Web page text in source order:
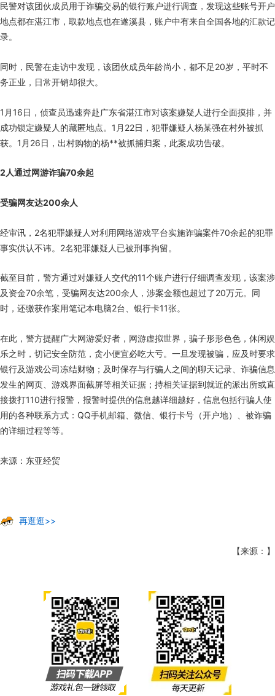
民警对该团伙成员用于诈骗交易的银行账户进行调查，发现这些账号开户
地点都在湛江市，取款地点也在遂溪县，账户中有来自全国各地的汇款记
录。
同时，民警在走访中发现，该团伙成员年龄尚小，都不足20岁，平时不
务正业，日常开销却很大。
1月16日，侦查员迅速奔赴广东省湛江市对该案嫌疑人进行全面摸排，并
成功锁定嫌疑人的藏匿地点。1月22日，犯罪嫌疑人杨某强在村外被抓
获。1月26日，出村购物的杨**被抓捕归案，此案成功告破。
2人通过网游诈骗70余起
受骗网友达200余人
经审讯，2名犯罪嫌疑人对利用网络游戏平台实施诈骗案件70余起的犯罪
事实供认不讳。2名犯罪嫌疑人已被刑事拘留。
截至目前，警方通过对嫌疑人交代的11个账户进行仔细调查发现，该案涉
及资金70余笔，受骗网友达200余人，涉案金额也超过了20万元。同
时，还缴获作案用笔记本电脑2台、银行卡11张。
在此，警方提醒广大网游爱好者，网游虚拟世界，骗子形形色色，休闲娱
乐之时，切记安全防范，贪小便宜必吃大亏。一旦发现被骗，应及时要求
银行及游戏公司冻结财物；及时保存与行骗人之间的聊天记录、诈骗信息
发生的网页、游戏界面截屏等相关证据；持相关证据到就近的派出所或直
接拨打110进行报警，报警时提供的信息越详细越好，信息包括行骗人使
用的各种联系方式：QQ手机邮箱、微信、银行卡号（开户地）、被诈骗
的详细过程等等。
来源：东亚经贸
再逛逛>>
【来源：】